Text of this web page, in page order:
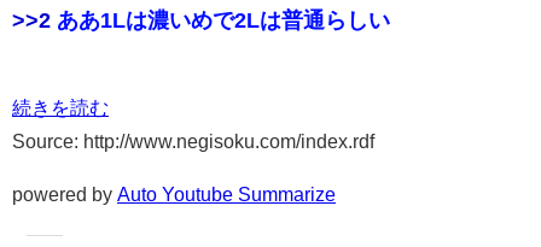
>>2 ああ1Lは濃いめで2Lは普通らしい
続きを読む
Source: http://www.negisoku.com/index.rdf
powered by Auto Youtube Summarize